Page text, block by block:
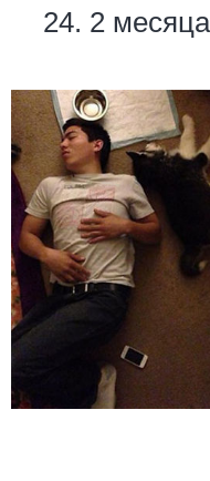
24. 2